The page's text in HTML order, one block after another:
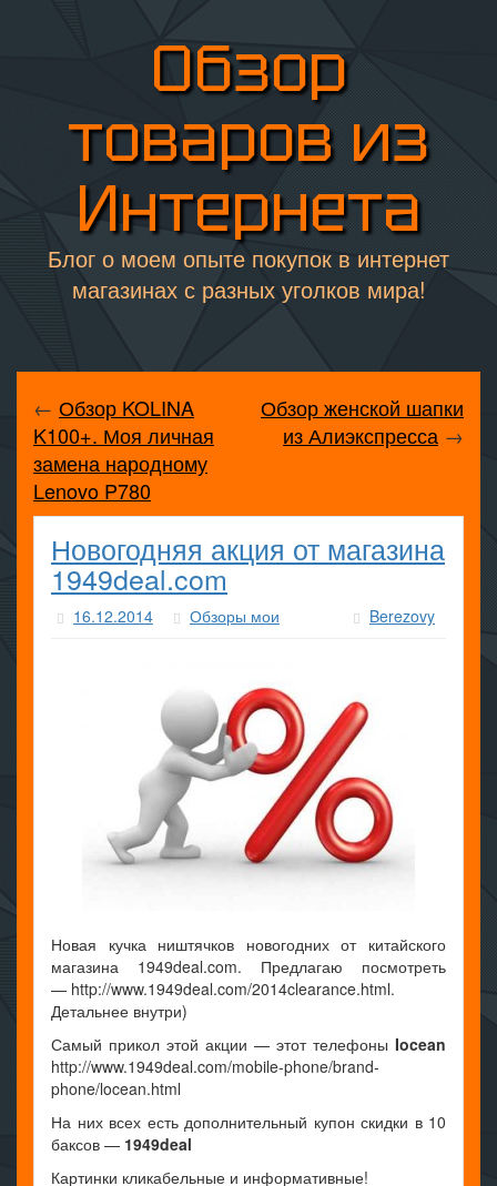
Обзор
товаров из
Интернета
Блог о моем опыте покупок в интернет
магазинах с разных уголков мира!
← Обзор KOLINA
K100+. Моя личная
замена народному
Lenovo P780
Обзор женской шапки
из Алиэкспресса →
Новогодняя акция от магазина
1949deal.com
16.12.2014 Обзоры мои Berezovy
Новая кучка ништячков новогодних от китайского
магазина 1949deal.com. Предлагаю посмотреть
— http://www.1949deal.com/2014clearance.html.
Детальнее внутри)
Самый прикол этой акции — этот телефоны Iocean
http://www.1949deal.com/mobile-phone/brand-
phone/locean.html
На них всех есть дополнительный купон скидки в 10
баксов — 1949deal
Картинки кликабельные и информативные!